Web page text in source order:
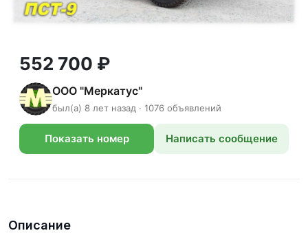
552 700 ₽
ООО "Меркатус"
был(а) 8 лет назад · 1076 объявлений
Показать номер Написать сообщение
Описание